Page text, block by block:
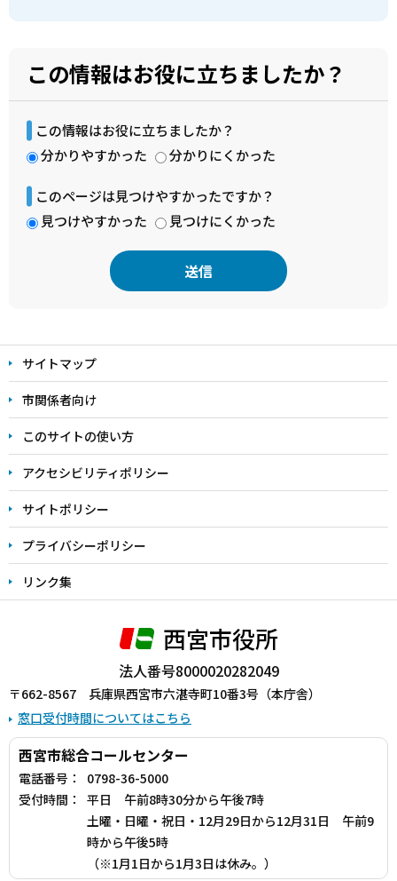
この情報はお役に立ちましたか？
この情報はお役に立ちましたか？
分かりやすかった
分かりにくかった
このページは見つけやすかったですか？
見つけやすかった
見つけにくかった
文
こ
こ
ま
で
サイトマップ
市関係者向け
このサイトの使い方
アクセシビリティポリシー
サイトポリシー
プライバシーポリシー
リンク集
西宮市役所
法人番号8000020282049
〒662-8567 兵庫県西宮市六湛寺町10番3号（本庁舎）
窓口受付時間についてはこちら
西宮市総合コールセンター
電話番号：
0798-36-5000
受付時間：
平日 午前8時30分から午後7時
土曜・日曜・祝日・12月29日から12月31日 午前9
時から午後5時
（※1月1日から1月3日は休み。）